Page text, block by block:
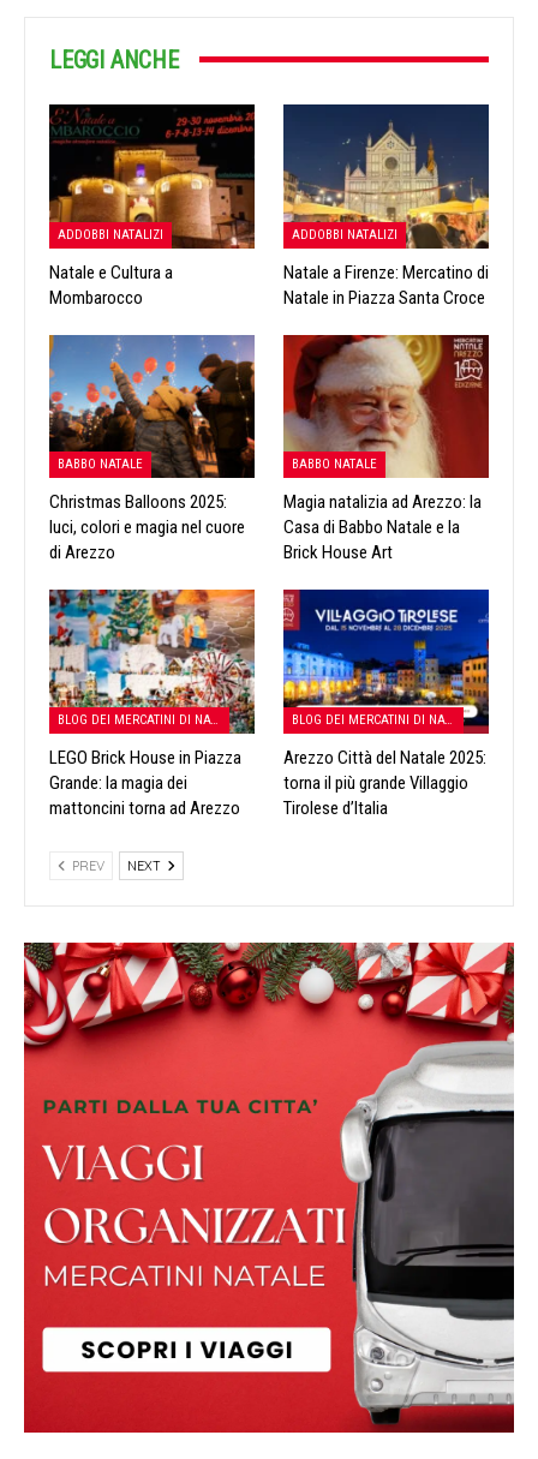
LEGGI ANCHE
ADDOBBI NATALIZI
Natale e Cultura a
Mombarocco
ADDOBBI NATALIZI
Natale a Firenze: Mercatino di
Natale in Piazza Santa Croce
BABBO NATALE
Christmas Balloons 2025:
luci, colori e magia nel cuore
di Arezzo
BABBO NATALE
Magia natalizia ad Arezzo: la
Casa di Babbo Natale e la
Brick House Art
BLOG DEI MERCATINI DI NATALE
LEGO Brick House in Piazza
Grande: la magia dei
mattoncini torna ad Arezzo
BLOG DEI MERCATINI DI NATALE
Arezzo Città del Natale 2025:
torna il più grande Villaggio
Tirolese d’Italia
PREV NEXT